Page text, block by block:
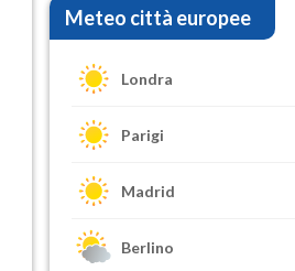
Meteo città europee
Londra
Parigi
Madrid
Berlino